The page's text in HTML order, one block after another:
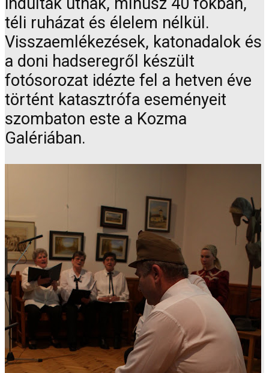
téli ruházat és élelem nélkül.
Visszaemlékezések, katonadalok és
a doni hadseregről készült
fotósorozat idézte fel a hetven éve
történt katasztrófa eseményeit
szombaton este a Kozma
Galériában.